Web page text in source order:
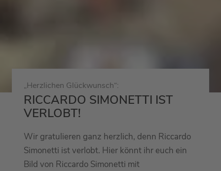
„Herzlichen Glückwunsch“:
RICCARDO SIMONETTI IST
VERLOBT!
Wir gratulieren ganz herzlich, denn Riccardo
Simonetti ist verlobt. Hier könnt ihr euch ein
Bild von Riccardo Simonetti mit